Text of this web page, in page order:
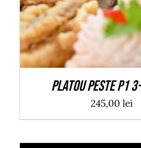
Platou peste P1
245,00 lei